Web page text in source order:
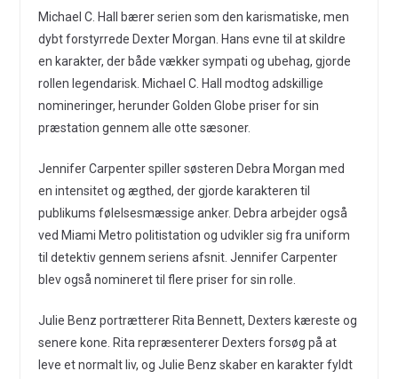
Michael C. Hall bærer serien som den karismatiske, men
dybt forstyrrede Dexter Morgan. Hans evne til at skildre
en karakter, der både vækker sympati og ubehag, gjorde
rollen legendarisk. Michael C. Hall modtog adskillige
nomineringer, herunder Golden Globe priser for sin
præstation gennem alle otte sæsoner.
Jennifer Carpenter spiller søsteren Debra Morgan med
en intensitet og ægthed, der gjorde karakteren til
publikums følelsesmæssige anker. Debra arbejder også
ved Miami Metro politistation og udvikler sig fra uniform
til detektiv gennem seriens afsnit. Jennifer Carpenter
blev også nomineret til flere priser for sin rolle.
Julie Benz portrætterer Rita Bennett, Dexters kæreste og
senere kone. Rita repræsenterer Dexters forsøg på at
leve et normalt liv, og Julie Benz skaber en karakter fyldt